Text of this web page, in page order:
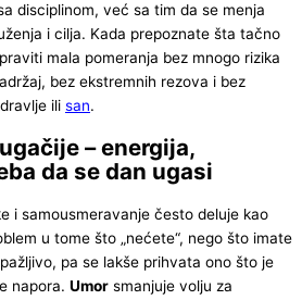
disciplinom, već sa tim da se menja
i cilja. Kada prepoznate šta tačno
mala pomeranja bez mnogo rizika
bez ekstremnih rezova i bez
ili san.
– energija,
da se dan ugasi
i samousmeravanje često deluje kao
u tome što „nećete“, nego što imate
pa se lakše prihvata ono što je
napora. Umor smanjuje volju za